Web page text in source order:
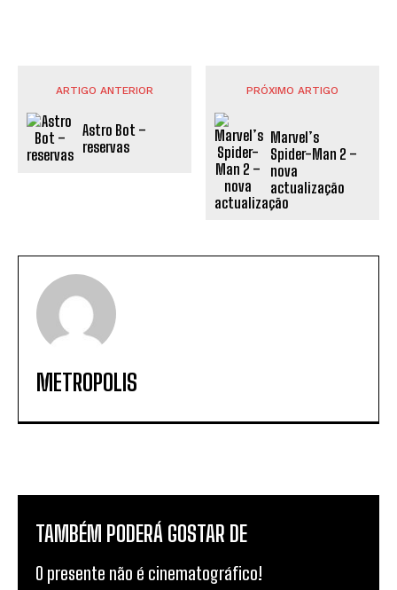
ARTIGO ANTERIOR
Astro Bot –
reservas
PRÓXIMO ARTIGO
Marvel’s
Spider-Man 2 –
nova
actualização
METROPOLIS
TAMBÉM PODERÁ GOSTAR DE
O presente não é cinematográfico!